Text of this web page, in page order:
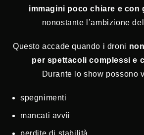
immagini poco chiare e con
nonostante l’ambizione
Questo accade quando i droni
per spettacoli complessi e
Durante lo show possono
spegnimenti
mancati avvii